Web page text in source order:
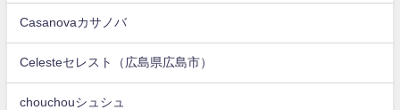
Casanovaカサノバ
Celesteセレスト（広島県広島市）
chouchouシュシュ